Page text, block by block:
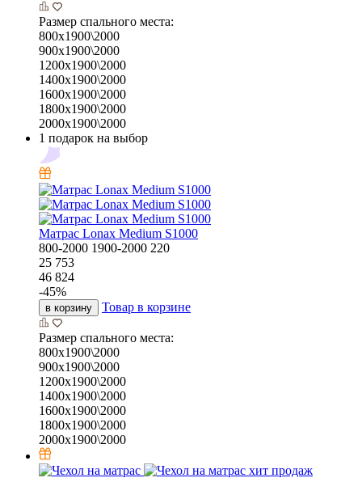
Размер спального места:
800х1900\2000
900х1900\2000
1200х1900\2000
1400х1900\2000
1600х1900\2000
1800х1900\2000
2000х1900\2000
1 подарок на выбор
Матрас Lonax Medium S1000
800-2000 1900-2000 220
25 753
46 824
-45%
в корзину Товар в корзине
Размер спального места:
800х1900\2000
900х1900\2000
1200х1900\2000
1400х1900\2000
1600х1900\2000
1800х1900\2000
2000х1900\2000
хит продаж